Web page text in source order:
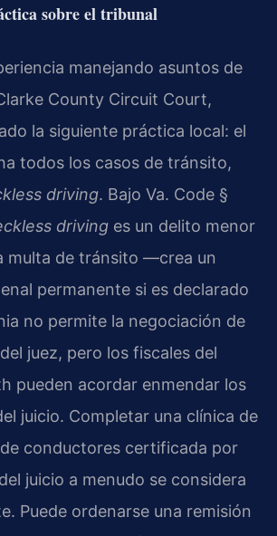
sobre el tribunal
manejando asuntos de
County Circuit Court,
la siguiente práctica local: el
todos los casos de tránsito,
driving. Bajo Va. Code §
driving es un delito menor
multa de tránsito —crea un
permanente si es declarado
no permite la negociación de
juez, pero los fiscales del
pueden acordar enmendar los
juicio. Completar una clínica de
conductores certificada por
juicio a menudo se considera
Puede ordenarse una remisión